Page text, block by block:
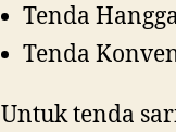
Tenda
Tenda
Untuk tenda